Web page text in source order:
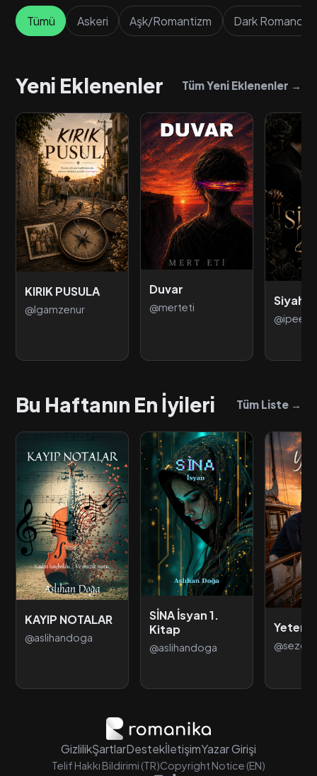
Tümü Askeri Aşk/Romantizm Dark Romance
Yeni Eklenenler Tüm Yeni Eklenenler →
KIRIK PUSULA
@lgamzenur
Duvar
@merteti Siyah
Bu Haftanın En İyileri Tüm Liste →
KAYIP NOTALAR
@aslihandoga
SİNA İsyan 1.
Kitap
@aslihandoga @sezgi
GizlilikŞartlarDestekİletişimYazar Girişi
Telif Hakkı Bildirimi (TR)Copyright Notice (EN)